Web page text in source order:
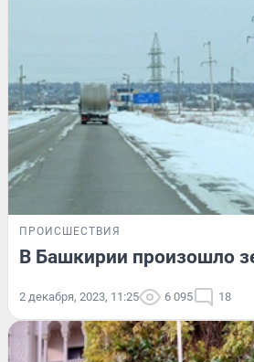
ПРОИСШЕСТВИЯ
В Башкирии произошло
2 декабря, 2023, 11:25 6 095 18